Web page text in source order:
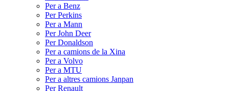
Per a Benz
Per Perkins
Per a Mann
Per John Deer
Per Donaldson
Per a camions de la Xina
Per a Volvo
Per a MTU
Per a altres camions Janpan
Per Renault